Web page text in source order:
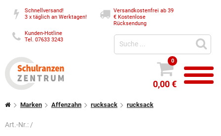
Schnellversand!
3 x täglich an Werktagen!
Versandkostenfrei ab 39
€Kostenlose
Rücksendung
Kunden-Hotline
Tel. 07633 3243
0
0,00 €
Marken Affenzahn rucksack rucksack
Art.-Nr.:/